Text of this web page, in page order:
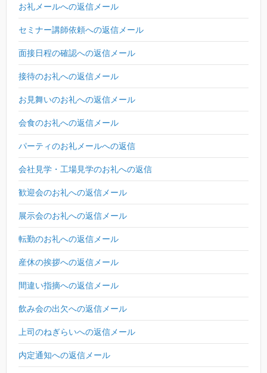
お礼メールへの返信メール
セミナー講師依頼への返信メール
面接日程の確認への返信メール
接待のお礼への返信メール
お見舞いのお礼への返信メール
会食のお礼への返信メール
パーティのお礼メールへの返信
会社見学・工場見学のお礼への返信
歓迎会のお礼への返信メール
展示会のお礼への返信メール
転勤のお礼への返信メール
産休の挨拶への返信メール
間違い指摘への返信メール
飲み会の出欠への返信メール
上司のねぎらいへの返信メール
内定通知への返信メール